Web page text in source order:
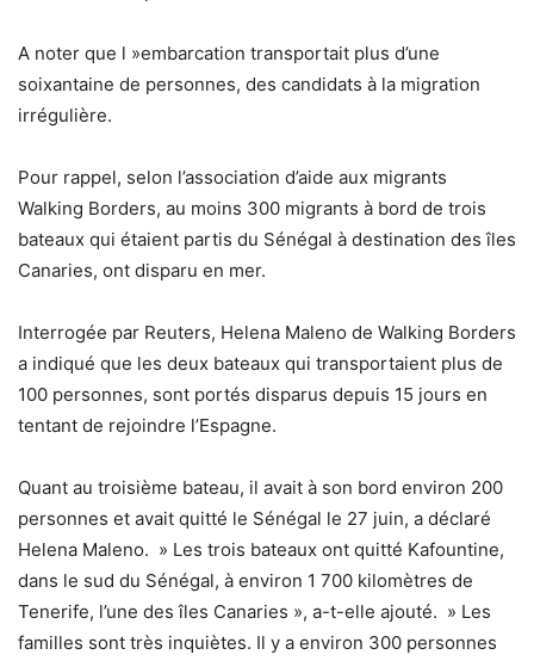
A noter que l »embarcation transportait plus d’une
soixantaine de personnes, des candidats à la migration
irrégulière.
Pour rappel, selon l’association d’aide aux migrants
Walking Borders, au moins 300 migrants à bord de trois
bateaux qui étaient partis du Sénégal à destination des îles
Canaries, ont disparu en mer.
Interrogée par Reuters, Helena Maleno de Walking Borders
a indiqué que les deux bateaux qui transportaient plus de
100 personnes, sont portés disparus depuis 15 jours en
tentant de rejoindre l’Espagne.
Quant au troisième bateau, il avait à son bord environ 200
personnes et avait quitté le Sénégal le 27 juin, a déclaré
Helena Maleno. » Les trois bateaux ont quitté Kafountine,
dans le sud du Sénégal, à environ 1 700 kilomètres de
Tenerife, l’une des îles Canaries », a-t-elle ajouté. » Les
familles sont très inquiètes. Il y a environ 300 personnes